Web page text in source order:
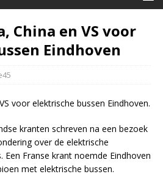
China en VS voor
Eindhoven
voor elektrische bussen Eindhoven.
kranten schreven na een bezoek
over de elektrische
Een Franse krant noemde Eindhoven
met elektrische bussen.